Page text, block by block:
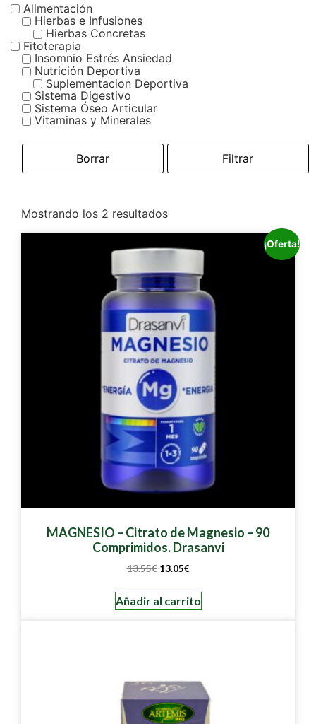
Alimentación
Hierbas e Infusiones
Hierbas Concretas
Fitoterapia
Insomnio Estrés Ansiedad
Nutrición Deportiva
Suplementacion Deportiva
Sistema Digestivo
Sistema Óseo Articular
Vitaminas y Minerales
Filtrar
Borrar
Mostrando los 2 resultados
¡Oferta!
MAGNESIO – Citrato de Magnesio – 90
Comprimidos. Drasanvi
13.55€ 13.05€
Añadir al carrito